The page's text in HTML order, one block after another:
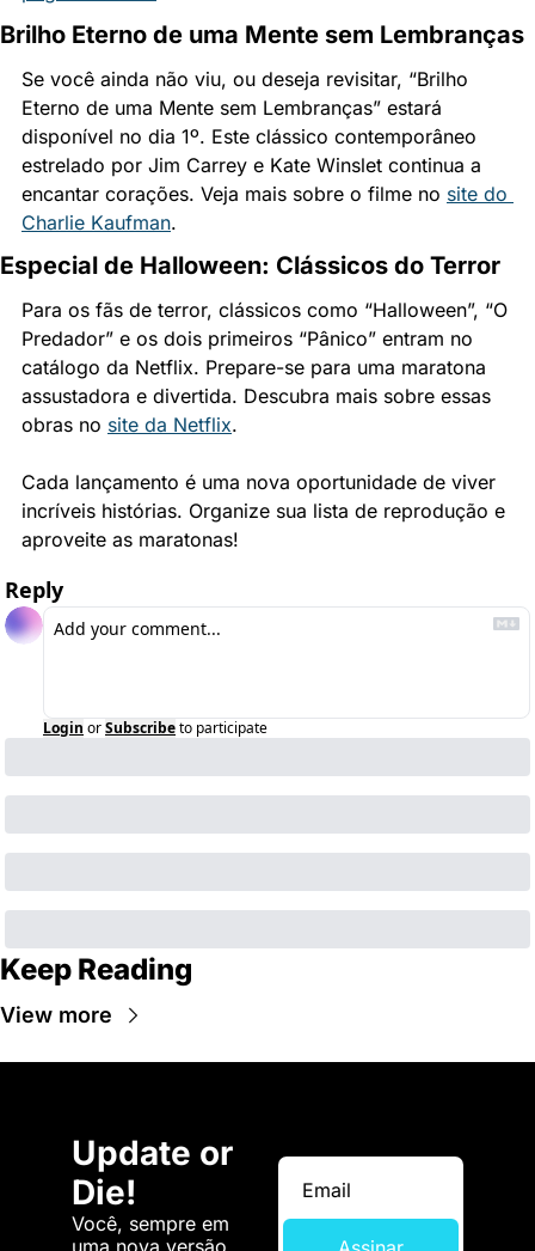
Brilho Eterno de uma Mente sem Lembranças
Se você ainda não viu, ou deseja revisitar, “Brilho
Eterno de uma Mente sem Lembranças” estará
disponível no dia 1º. Este clássico contemporâneo
estrelado por Jim Carrey e Kate Winslet continua a
encantar corações. Veja mais sobre o filme no site do
Charlie Kaufman.
Especial de Halloween: Clássicos do Terror
Para os fãs de terror, clássicos como “Halloween”, “O
Predador” e os dois primeiros “Pânico” entram no
catálogo da Netflix. Prepare-se para uma maratona
assustadora e divertida. Descubra mais sobre essas
obras no site da Netflix.
Cada lançamento é uma nova oportunidade de viver
incríveis histórias. Organize sua lista de reprodução e
aproveite as maratonas!
Reply
Login orSubscribeto participate
Keep Reading
View more
Update or
Die!
Você, sempre em
uma nova versão.